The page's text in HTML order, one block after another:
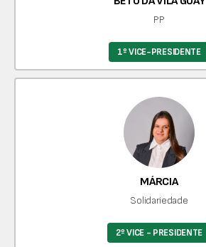
PP
1º VICE-PRESIDENTE
MÁRCIA
Solidariedade
2º VICE - PRESIDENTE